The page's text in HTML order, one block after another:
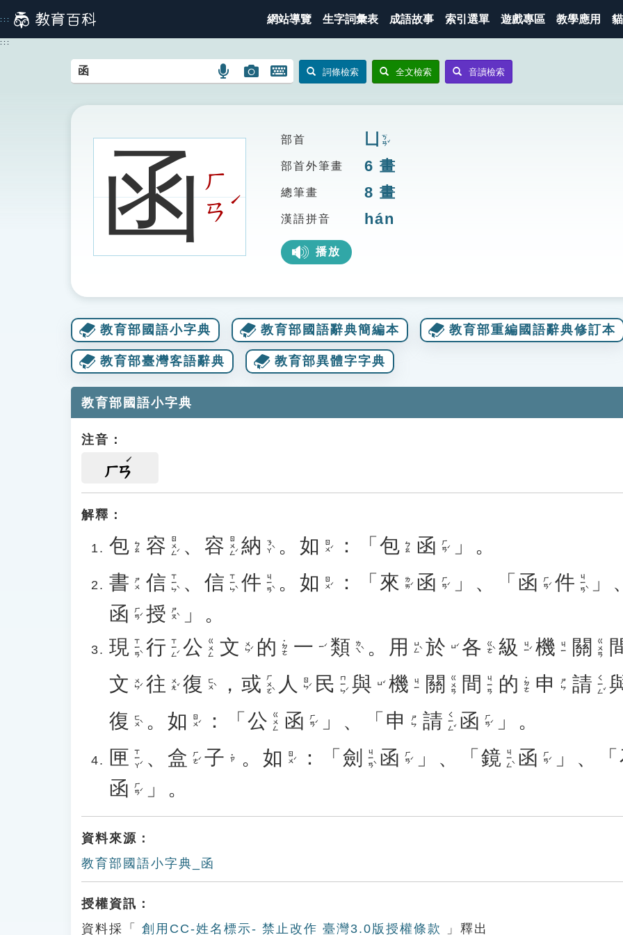
到
主
::: 網站導覽 生字詞彙表 成語故事 索引選單 遊戲專區 教學應用
:::
語
搜
圖
圖
搜
開
鍵
圖
詞條檢索 全文檢索 音讀檢索
函ㄏ
ㄢ
ˊ
部首 凵 ㄎㄢˇ
部首外筆畫 6 畫
總筆畫 8 畫
漢語拼音 hán
播放
教育部國語小字典 教育部國語辭典簡編本 教育部重編國語辭典修訂本
教育部臺灣客語辭典 教育部異體字字典
教育部國語小字典
注音：
ㄏㄢ
解釋：
包 ㄅㄠ 容 ㄖㄨㄥˊ 、 容 ㄖㄨㄥˊ 納 ㄋㄚˋ 。 如 ㄖㄨˊ ：「 包 ㄅㄠ 函 ㄏㄢˊ
」。
書 ㄕㄨ 信 ㄒㄧㄣˋ 、 信 ㄒㄧㄣˋ 件 ㄐㄧㄢˋ 。 如 ㄖㄨˊ ：「 來 ㄌㄞˊ 函 ㄏㄢˊ 」、「 函 ㄏㄢˊ 件 ㄐㄧㄢˋ
」
函 ㄏㄢˊ 授 ㄕㄡˋ
」。
現 ㄒㄧㄢˋ 行 ㄒㄧㄥˊ 公 ㄍㄨㄥ 文 ㄨㄣˊ 的 ˙ㄉㄜ 一 ㄧˊ 類 ㄌㄟˋ 。 用 ㄩㄥˋ 於 ㄩˊ 各 ㄍㄜˋ 級 ㄐㄧˊ 機 ㄐㄧ 關 ㄍㄨㄢ
文 ㄨㄣˊ 往 ㄨㄤˇ 復 ㄈㄨˋ ， 或 ㄏㄨㄛˋ 人 ㄖㄣˊ 民 ㄇㄧㄣˊ 與 ㄩˇ 機 ㄐㄧ 關 ㄍㄨㄢ 間 ㄐㄧㄢ 的 ˙ㄉㄜ 申 ㄕㄣ 請 ㄑㄧㄥˇ
復 ㄈㄨˋ 。 如 ㄖㄨˊ ：「 公 ㄍㄨㄥ 函 ㄏㄢˊ 」、「 申 ㄕㄣ 請 ㄑㄧㄥˇ 函 ㄏㄢˊ
」。
匣 ㄒㄧㄚˊ 、 盒 ㄏㄜˊ 子 ˙ㄗ 。 如 ㄖㄨˊ ：「 劍 ㄐㄧㄢˋ 函 ㄏㄢˊ 」、「 鏡 ㄐㄧㄥˋ 函 ㄏㄢˊ 」、「
函 ㄏㄢˊ 」。
資料來源：
教育部國語小字典_函
授權資訊：
資料採「
創用CC-姓名標示- 禁止改作 臺灣3.0版授權條款 」釋出